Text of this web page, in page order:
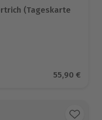
(Tageskarte
17 BewertungenAktueller
55,90 €